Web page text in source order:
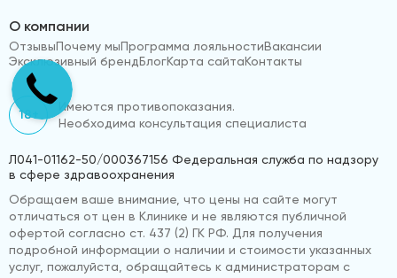
О компании
ОтзывыПочему мыПрограмма лояльностиВакансии
Эксклюзивный брендБлогКарта сайтаКонтакты
18+
Имеются противопоказания.
Необходима консультация специалиста
Л041-01162-50/000367156 Федеральная служба по надзору
в сфере здравоохранения
Обращаем ваше внимание, что цены на сайте могут
отличаться от цен в Клинике и не являются публичной
офертой согласно ст. 437 (2) ГК РФ. Для получения
подробной информации о наличии и стоимости указанных
услуг, пожалуйста, обращайтесь к администраторам с